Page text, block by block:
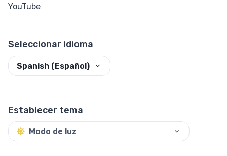
YouTube
Seleccionar idioma
Spanish (Español)
Establecer tema
Modo de luz